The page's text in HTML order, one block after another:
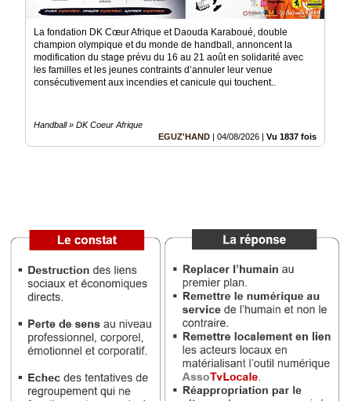
éditeurLa fondation DK Cœur Afrique et Daouda Karaboué, double
champion olympique et du monde de handball, annoncent la
modification du stage prévu du 16 au 21 août en solidarité avec
les familles et les jeunes contraints d’annuler leur venue
consécutivement aux incendies et canicule qui touchent..
Handball » DK Coeur Afrique
EGUZ'HAND
04/08/2026 Vu 1837 fois